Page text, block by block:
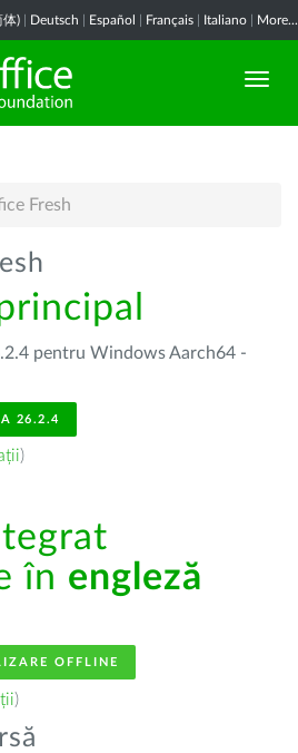
体) Deutsch Español Français Italiano More...
Fresh
pentru Windows Aarch64 -
26.2.4
)
în engleză
OFFLINE
)